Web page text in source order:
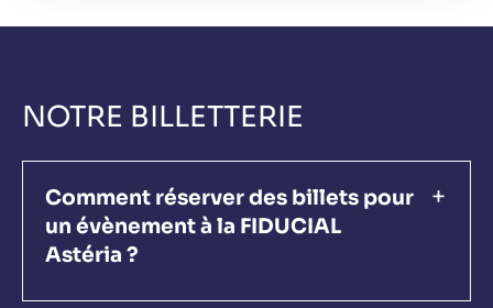
NOTRE BILLETTERIE
Comment réserver des billets pour
un évènement à la FIDUCIAL
Astéria ?